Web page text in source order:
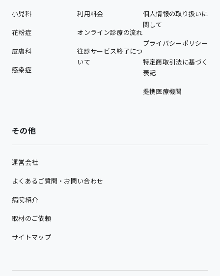
小児科
花粉症
皮膚科
感染症
利用料金
オンライン診療の流れ
往診サービス終了につ
いて
個人情報の取り扱いに
関して
プライバシーポリシー
特定商取引法に基づく
表記
提携医療機関
その他
運営会社
よくあるご質問・お問い合わせ
病院紹介
取材のご依頼
サイトマップ